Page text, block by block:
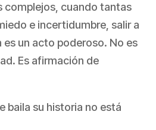
complejos, cuando tantas
e incertidumbre, salir a
es un acto poderoso. No es
Es afirmación de
baila su historia no está